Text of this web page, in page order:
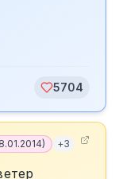
5704
) +3